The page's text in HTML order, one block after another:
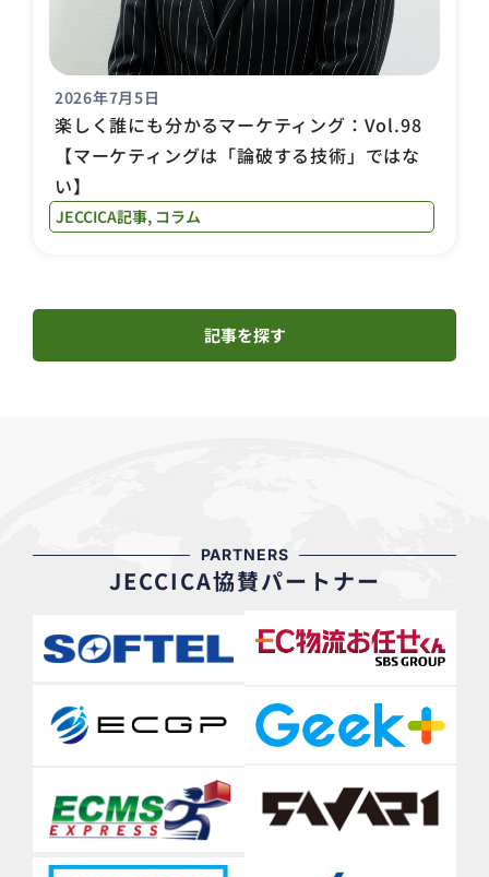
2026年7月5日
楽しく誰にも分かるマーケティング：Vol.98
【マーケティングは「論破する技術」ではな
い】
JECCICA記事, コラム
記事を探す
PARTNERS
JECCICA協賛パートナー